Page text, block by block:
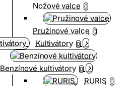
Nožové valce 0
Pružinové valce 0
Kultivátory 0
Benzínové kultivátory 0
RURIS 0